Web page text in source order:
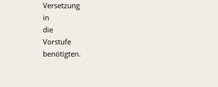
Versetzung
in
die
Vorstufe
benötigten.